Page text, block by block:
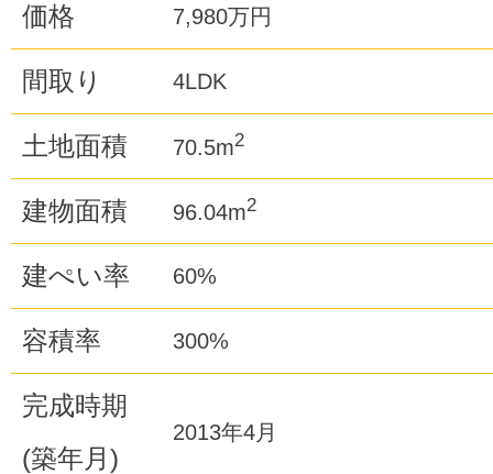
価格 7,980万円
間取り 4LDK
土地面積 70.5m2
建物面積 96.04m2
建ぺい率 60%
容積率 300%
完成時期
(築年月)
2013年4月